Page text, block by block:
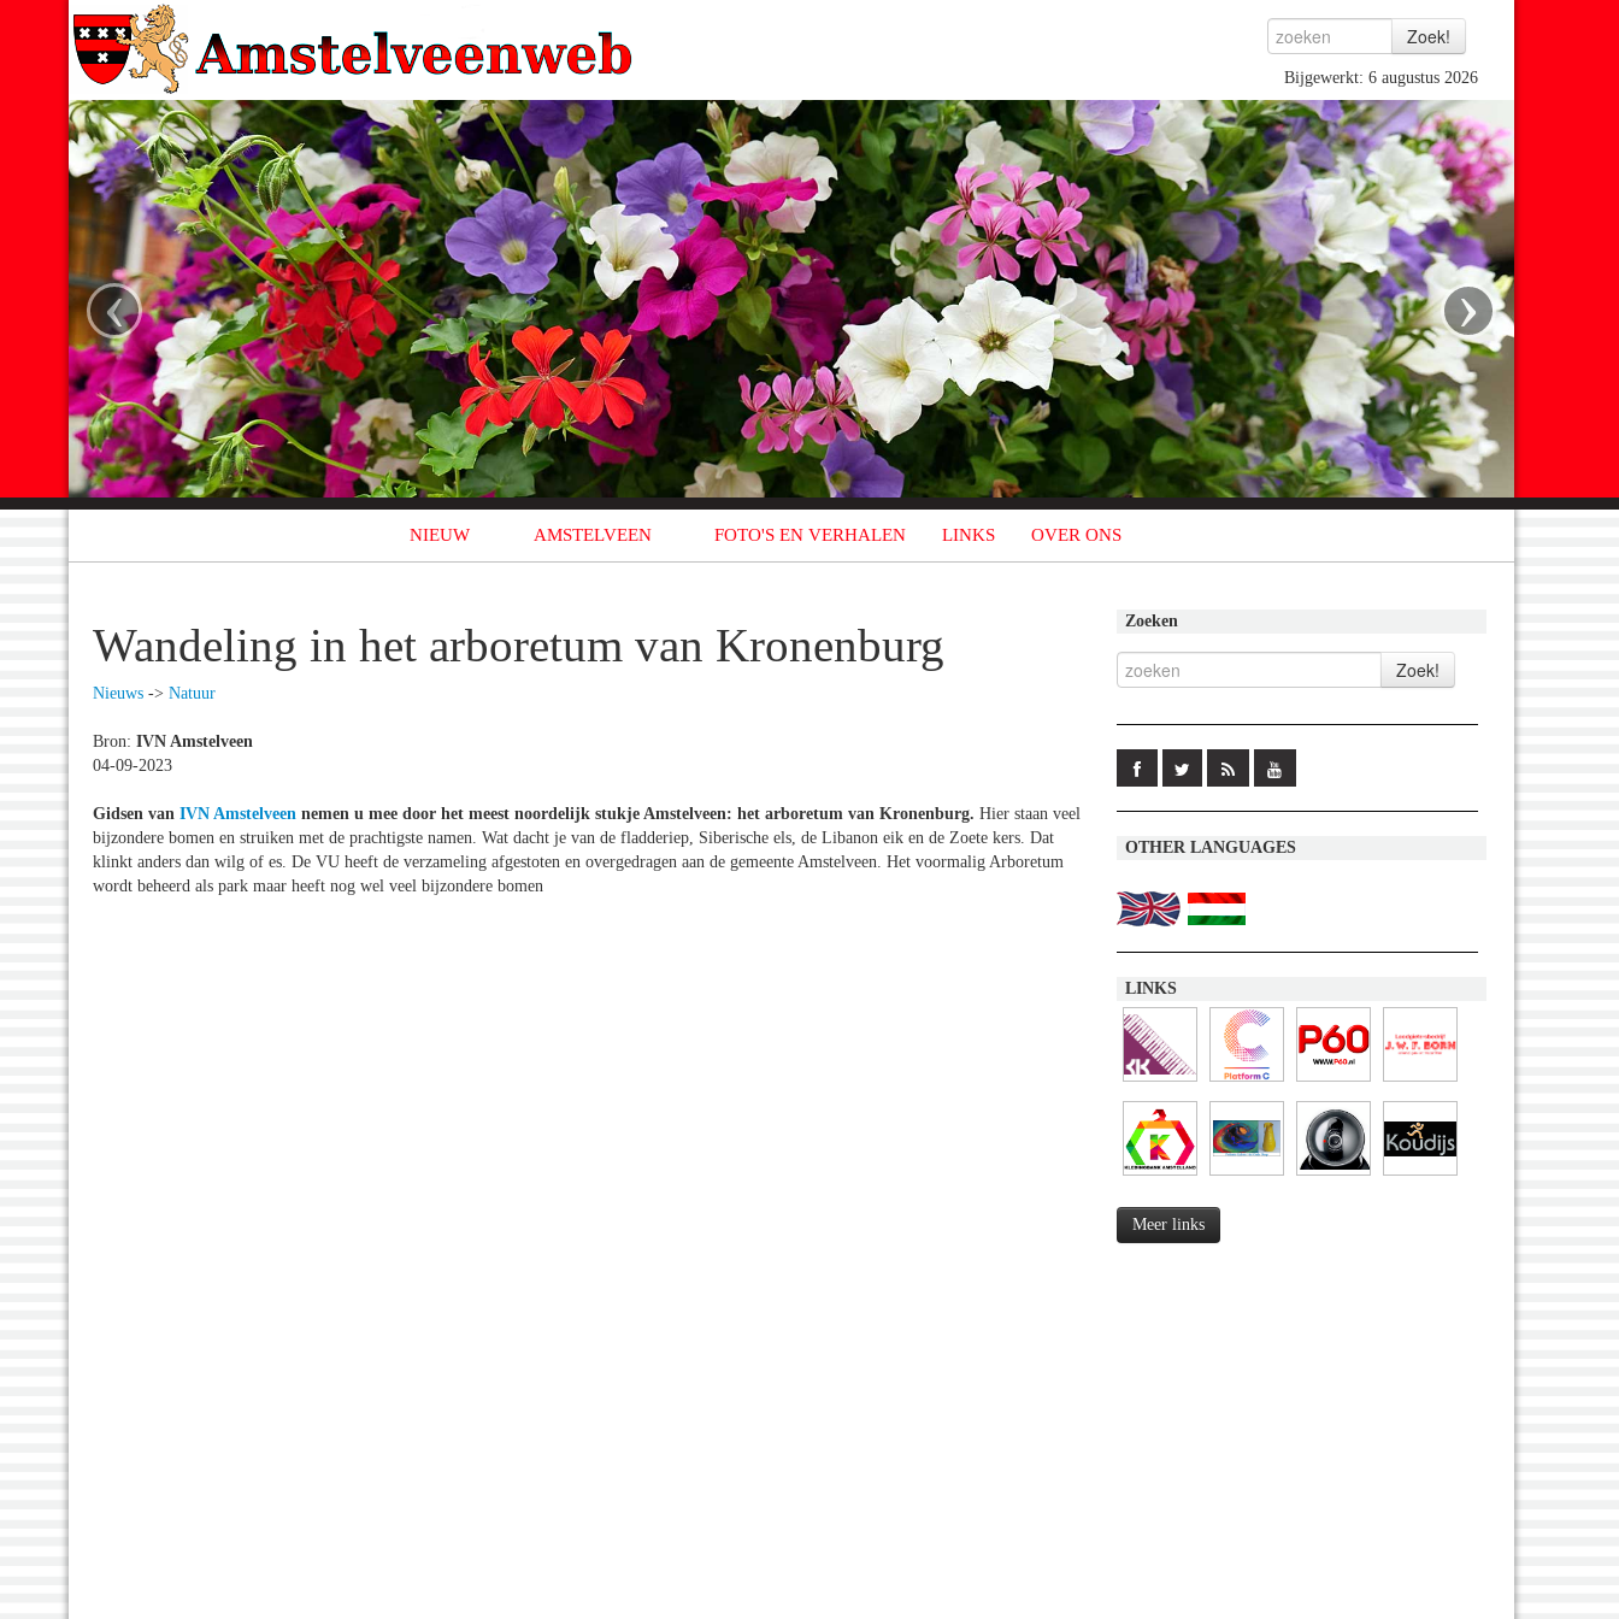
Bijgewerkt: 6 augustus 2026
‹ ›
NIEUW AMSTELVEEN FOTO'S EN VERHALEN LINKS OVER ONS
Wandeling in het arboretum van Kronenburg
Nieuws -> Natuur
Bron: IVN Amstelveen
04-09-2023
Gidsen van IVN Amstelveen nemen u mee door het meest noordelijk stukje Amstelveen: het arboretum van Kronenburg. Hier staan veel
bijzondere bomen en struiken met de prachtigste namen. Wat dacht je van de fladderiep, Siberische els, de Libanon eik en de Zoete kers. Dat
klinkt anders dan wilg of es. De VU heeft de verzameling afgestoten en overgedragen aan de gemeente Amstelveen. Het voormalig Arboretum
wordt beheerd als park maar heeft nog wel veel bijzondere bomen
Zoeken
OTHER LANGUAGES
LINKS
Meer links